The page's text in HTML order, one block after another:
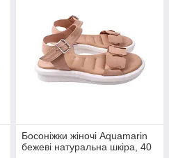
Босоніжки жіночі Aquamarin
бежеві натуральна шкіра, 40